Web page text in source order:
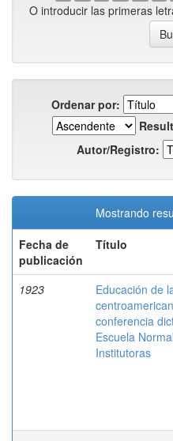
O introducir las primeras
Ordenar por:
Autor/Registro:
Mostrando
Fecha de
publicación
Título
1923
Educación de
conferencia
Escuela
Institutoras